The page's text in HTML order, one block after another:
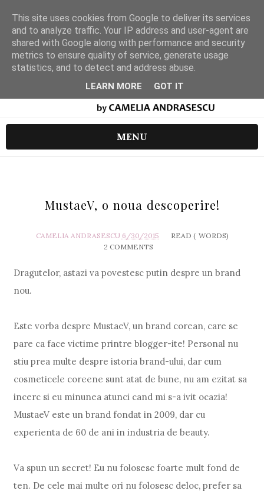
MENU
MustaeV, o noua descoperire!
CAMELIA ANDRASESCU 6/30/2015 READ ( WORDS)
2 COMMENTS
Dragutelor, astazi va povestesc putin despre un brand
nou.
Este vorba despre MustaeV, un brand corean, care se
pare ca face victime printre blogger-ite! Personal nu
stiu prea multe despre istoria brand-ului, dar cum
cosmeticele coreene sunt atat de bune, nu am ezitat sa
incerc si eu minunea atunci cand mi s-a ivit ocazia!
MustaeV este un brand fondat in 2009, dar cu
experienta de 60 de ani in industria de beauty.
Va spun un secret! Eu nu folosesc foarte mult fond de
ten. De cele mai multe ori nu folosesc deloc, prefer sa
This site uses cookies from Google to deliver its services
and to analyze traffic. Your IP address and user-agent are
shared with Google along with performance and security
metrics to ensure quality of service, generate usage
statistics, and to detect and address abuse.
LEARN MORE GOT IT